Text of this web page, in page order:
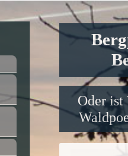
Oder ist